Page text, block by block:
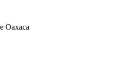
Oaxaca